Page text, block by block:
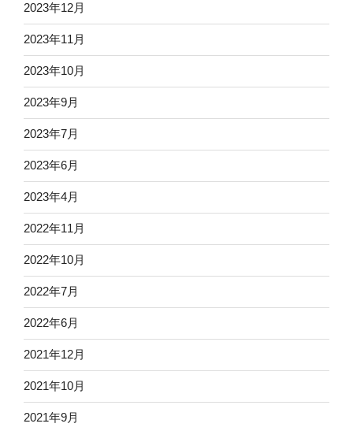
2023年12月
2023年11月
2023年10月
2023年9月
2023年7月
2023年6月
2023年4月
2022年11月
2022年10月
2022年7月
2022年6月
2021年12月
2021年10月
2021年9月